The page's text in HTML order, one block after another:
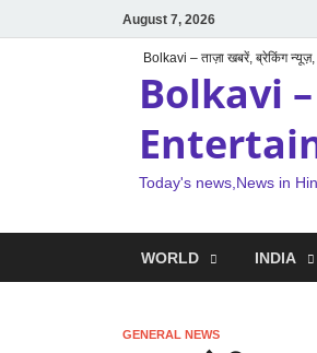
August 7, 2026
Bolkavi – ताज़ा खबरें, ब्रेकिंग न्यूज़,
Bolkavi
Today's news,News in
WORLD INDIA
GENERAL NEWS